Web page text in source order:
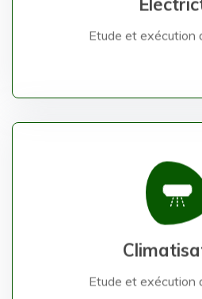
Etude et exécution
Etude et exécution
Etude et exécution